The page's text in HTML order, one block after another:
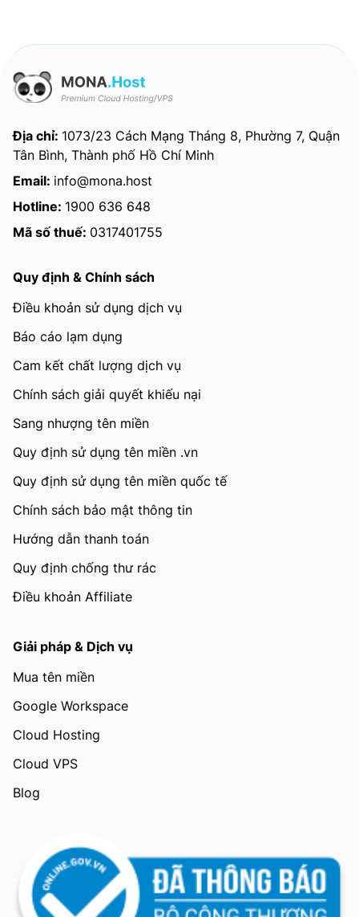
Địa chỉ: 1073/23 Cách Mạng Tháng 8, Phường 7, Quận
Tân Bình, Thành phố Hồ Chí Minh
Email: info@mona.host
Hotline: 1900 636 648
Mã số thuế: 0317401755
Quy định & Chính sách
Điều khoản sử dụng dịch vụ
Báo cáo lạm dụng
Cam kết chất lượng dịch vụ
Chính sách giải quyết khiếu nại
Sang nhượng tên miền
Quy định sử dụng tên miền .vn
Quy định sử dụng tên miền quốc tế
Chính sách bảo mật thông tin
Hướng dẫn thanh toán
Quy định chống thư rác
Điều khoản Affiliate
Giải pháp & Dịch vụ
Mua tên miền
Google Workspace
Cloud Hosting
Cloud VPS
Blog